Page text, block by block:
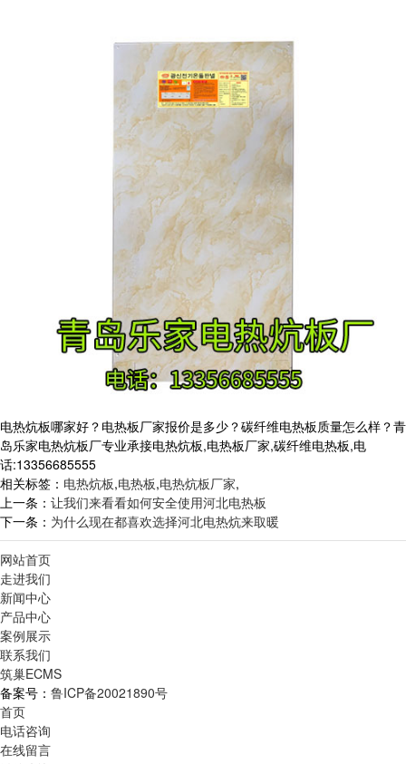
电热炕板哪家好？电热板厂家报价是多少？碳纤维电热板质量怎么样？青
岛乐家电热炕板厂专业承接电热炕板,电热板厂家,碳纤维电热板,电
话:13356685555
相关标签： 电热炕板,电热板,电热炕板厂家,
上一条： 让我们来看看如何安全使用河北电热板
下一条： 为什么现在都喜欢选择河北电热炕来取暖
网站首页
走进我们
新闻中心
产品中心
案例展示
联系我们
筑巢ECMS
备案号： 鲁ICP备20021890号
首页
电话咨询
在线留言